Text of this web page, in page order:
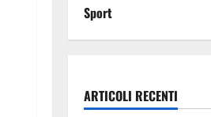
Sport
ARTICOLI RECENTI